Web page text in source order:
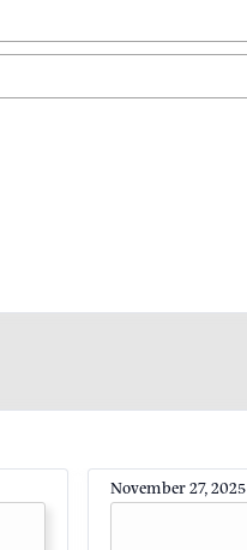
November 27, 2025